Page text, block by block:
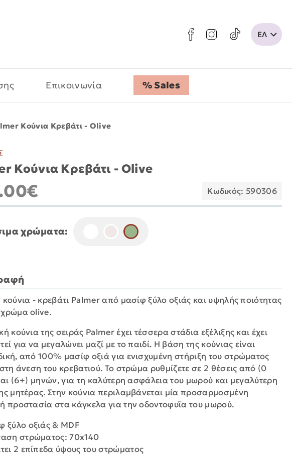
Επικοινωνία % Sales
Κούνια Κρεβάτι - Olive
Κούνια Κρεβάτι - Olive
Κωδικός: 590306
χρώματα:
κούνια - κρεβάτι Palmer από μασίφ ξύλο οξιάς και υψηλής ποιότητας
χρώμα olive.
κούνια της σειράς Palmer έχει τέσσερα στάδια εξέλιξης και έχει
για να μεγαλώνει μαζί με το παιδί. Η βάση της κούνιας είναι
από 100% μασίφ οξιά για ενισχυμένη στήριξη του στρώματος
άνεση του κρεβατιού. Το στρώμα ρυθμίζετε σε 2 θέσεις από (0
(6+) μηνών, για τη καλύτερη ασφάλεια του μωρού και μεγαλύτερη
μητέρας. Στην κούνια περιλαμβάνεται μία προσαρμοσμένη
προστασία στα κάγκελα για την οδοντοφυΐα του μωρού.
ξύλο οξιάς & MDF
στρώματος: 70x140
2 επίπεδα ύψους του στρώματος